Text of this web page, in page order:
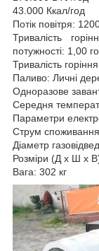
43.000 Ккал/год
Потік повітря:
Тривалість
потужності: 1,00
Тривалість
Паливо: Личні
Одноразове
Середня
Параметри
Струм
Діаметр
Розміри (Д х Ш х
Вага: 302 кг